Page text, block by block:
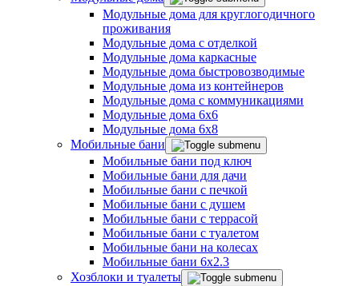
Модульные дома для круглогодичного
проживания
Модульные дома с отделкой
Модульные дома каркасные
Модульные дома быстровозводимые
Модульные дома из контейнеров
Модульные дома с коммуникациями
Модульные дома 6x6
Модульные дома 6x8
Мобильные бани
Мобильные бани под ключ
Мобильные бани для дачи
Мобильные бани с печкой
Мобильные бани с душем
Мобильные бани с террасой
Мобильные бани с туалетом
Мобильные бани на колесах
Мобильные бани 6х2.3
Хозблоки и туалеты